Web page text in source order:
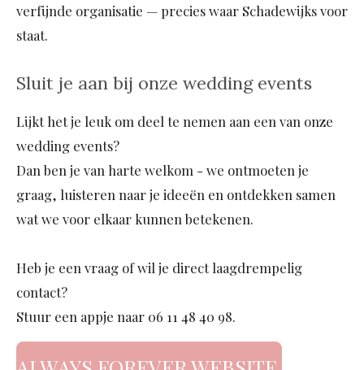
verfijnde organisatie — precies waar Schadewijks voor
staat.
Sluit je aan bij onze wedding events
Lijkt het je leuk om deel te nemen aan een van onze
wedding events?
Dan ben je van harte welkom - we ontmoeten je
graag, luisteren naar je ideeën en ontdekken samen
wat we voor elkaar kunnen betekenen.
Heb je een vraag of wil je direct laagdrempelig
contact?
Stuur een appje naar 06 11 48 40 98.